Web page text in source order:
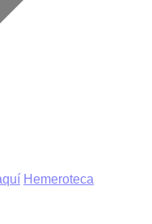
Hemeroteca